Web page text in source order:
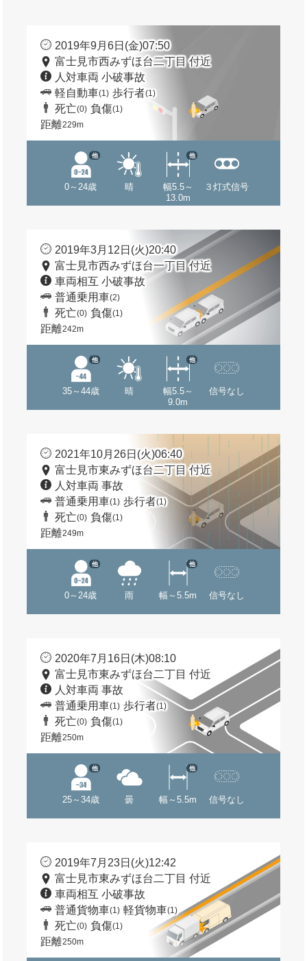
2019年9月6日(金)07:50
富士見市西みずほ台二丁目 付近
人対車両 小破事故
軽自動車(1) 歩行者(1)
死亡(0) 負傷(1)
距離229m
0～24歳
他
晴
幅5.5～
13.0m
他
３灯式信号
2019年3月12日(火)20:40
富士見市西みずほ台一丁目 付近
車両相互 小破事故
普通乗用車(2)
死亡(0) 負傷(1)
距離242m
35～44歳
他
晴
幅5.5～
9.0m
他
信号なし
2021年10月26日(火)06:40
富士見市東みずほ台二丁目 付近
人対車両 事故
普通乗用車(1) 歩行者(1)
死亡(0) 負傷(1)
距離249m
0～24歳
他
雨 幅～5.5m
他
信号なし
2020年7月16日(木)08:10
富士見市東みずほ台二丁目 付近
人対車両 事故
普通乗用車(1) 歩行者(1)
死亡(0) 負傷(1)
距離250m
25～34歳
他
曇 幅～5.5m
他
信号なし
2019年7月23日(火)12:42
富士見市東みずほ台二丁目 付近
車両相互 小破事故
普通貨物車(1) 軽貨物車(1)
死亡(0) 負傷(1)
距離250m